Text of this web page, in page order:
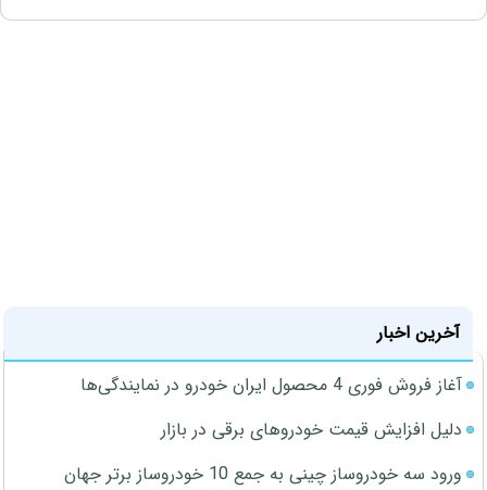
آخرین اخبار
آغاز فروش فوری 4 محصول ایران خودرو در نمایندگی‌ها
دلیل افزایش قیمت خودروهای برقی در بازار
ورود سه خودروساز چینی به جمع 10 خودروساز برتر جهان